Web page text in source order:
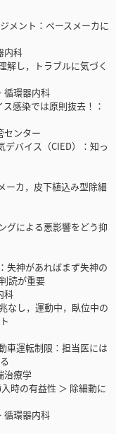
メント：ペースメーカに
内科
し，トラブルに気づく
環器内科
感染では原則抜去！：
ンター
バイス（CIED）：知っ
ーカ，皮下植込み型除細
グによる悪影響をどう抑
失神があればまず失神の
読が重要
科
なし，運動中，臥位中の
車運転制限：担当医には
療学
時の有益性 ＞ 除細動に
環器内科